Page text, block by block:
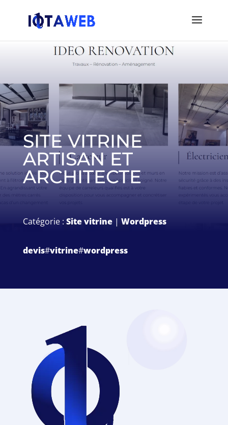
SITE VITRINE
ARTISAN ET
ARCHITECTE
Catégorie : Site vitrine| Wordpress
devis#vitrine#wordpress